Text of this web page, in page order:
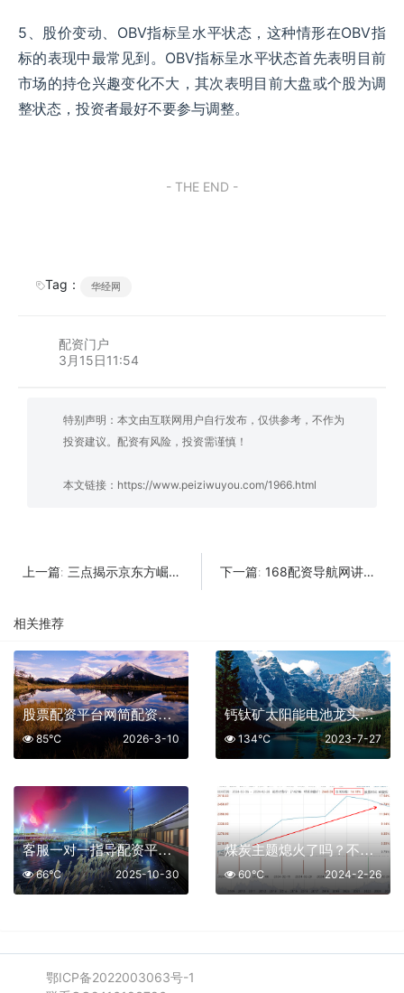
5、股价变动、OBV指标呈水平状态，这种情形在OBV指
标的表现中最常见到。OBV指标呈水平状态首先表明目前
市场的持仓兴趣变化不大，其次表明目前大盘或个股为调
整状态，投资者最好不要参与调整。
- THE END -
Tag： 华经网
配资门户
3月15日11:54
特别声明：本文由互联网用户自行发布，仅供参考，不作为
投资建议。配资有风险，投资需谨慎！
本文链接： https://www.peiziwuyou.com/1966.html
上一篇: 三点揭示京东方崛起之路 下一篇: 168配资导航网讲述400G光网龙头股票有哪些
相关推荐
股票配资平台网简配资诊治：是“良药”还是“毒药”？深度剖析背后的风险与真相
2026-3-10
85℃
钙钛矿太阳能电池龙头股一览及排名
2023-7-27
134℃
客服一对一指导配资平台：安全与效率的双重保障
2025-10-30
66℃
煤炭主题熄火了吗？不一定
2024-2-26
60℃
鄂ICP备2022003063号-1